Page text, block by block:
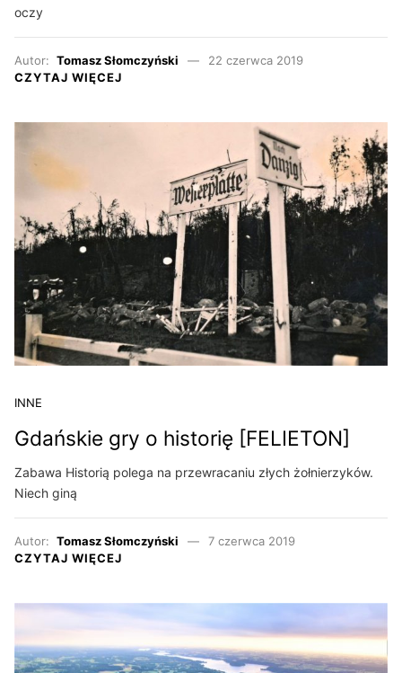
oczy
Autor: Tomasz Słomczyński
22 czerwca 2019
CZYTAJ WIĘCEJ
INNE
Gdańskie gry o historię [FELIETON]
Zabawa Historią polega na przewracaniu złych żołnierzyków.
Niech giną
Autor: Tomasz Słomczyński
7 czerwca 2019
CZYTAJ WIĘCEJ